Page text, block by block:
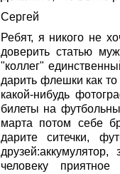
Сергей
Ребят, я никого не
доверить статью
"коллег"
дарить флешки как
какой-нибудь
билеты на
марта потом себе
дарите ситечки,
человеку